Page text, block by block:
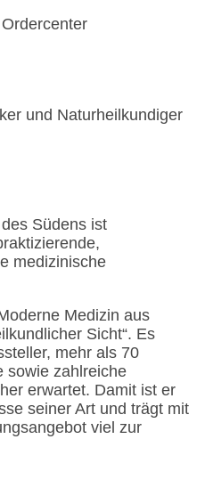
und Naturheilkundiger
Südens ist
medizinische
Medizin aus
Sicht“. Es
mehr als 70
sowie zahlreiche
erwartet. Damit ist er
seiner Art und trägt mit
viel zur